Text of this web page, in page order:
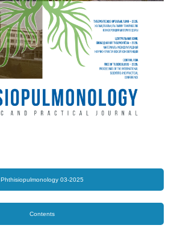
Phthisiopulmonology 03-2025
Contents